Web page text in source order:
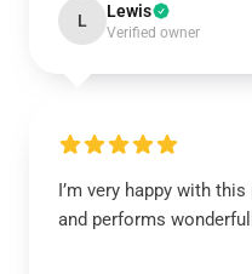
L Lewis
Verified owner
I’m very happy with
and performs